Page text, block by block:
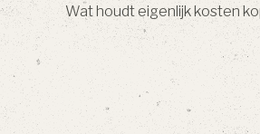
Wat houdt eigenlijk kosten